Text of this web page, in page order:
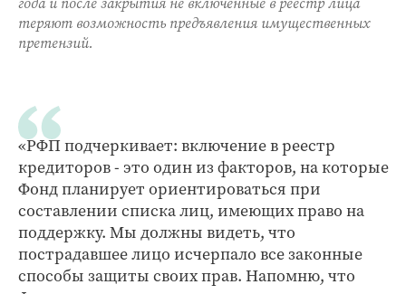
теряют возможность предъявления имущественных
претензий.
«РФП подчеркивает: включение в реестр
кредиторов - это один из факторов, на которые
Фонд планирует ориентироваться при
составлении списка лиц, имеющих право на
поддержку. Мы должны видеть, что
пострадавшее лицо исчерпало все законные
способы защиты своих прав. Напомню, что